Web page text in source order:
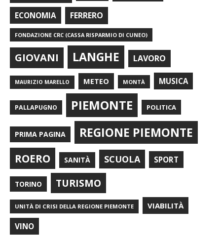
ECONOMIA FERRERO
FONDAZIONE CRC (CASSA RISPARMIO DI CUNEO)
GIOVANI LANGHE LAVORO
MAURIZIO MARELLO METEO MONTÀ MUSICA
PALLAPUGNO PIEMONTE POLITICA
PRIMA PAGINA REGIONE PIEMONTE
ROERO SANITÀ SCUOLA SPORT
TORINO TURISMO
UNITÀ DI CRISI DELLA REGIONE PIEMONTE VIABILITÀ
VINO